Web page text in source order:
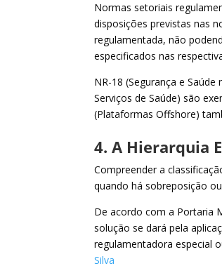
Normas setoriais
disposições previstas nas
regulamentada, não
especificados nas
NR-18 (Segurança e
Serviços de Saúde) são
(Plataformas Offshore)
4. A Hierarquia
Compreender a
quando há sobreposição
De acordo com a Portaria
solução se dará pela
regulamentadora especial
Silva